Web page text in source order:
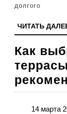
долгого
ЧИТАТЬ
Как
14 марта